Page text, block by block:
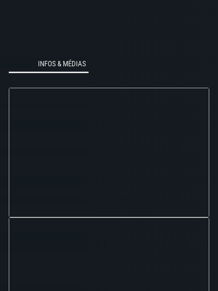
INFOS & MÉDIAS